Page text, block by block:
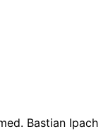
Bastian Ipach